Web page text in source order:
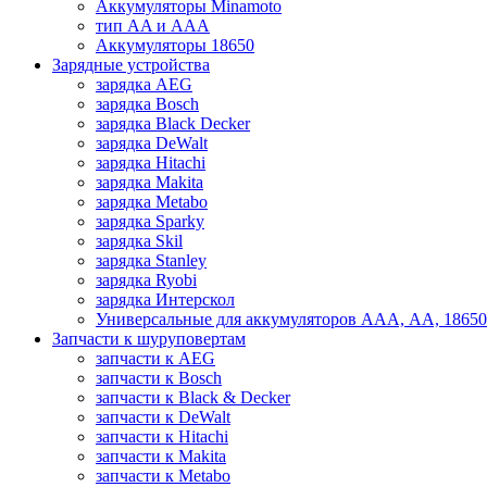
Аккумуляторы Minamoto
тип AA и AAA
Аккумуляторы 18650
Зарядные устройства
зарядка AEG
зарядка Bosch
зарядка Black Decker
зарядка DeWalt
зарядка Hitachi
зарядка Makita
зарядка Metabo
зарядка Sparky
зарядка Skil
зарядка Stanley
зарядка Ryobi
зарядка Интерскол
Универсальные для аккумуляторов ААА, АА,
Запчасти к шуруповертам
запчасти к AEG
запчасти к Bosch
запчасти к Black & Decker
запчасти к DeWalt
запчасти к Hitachi
запчасти к Makita
запчасти к Metabo